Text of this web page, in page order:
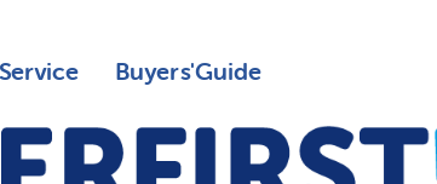
Service Buyers'Guide